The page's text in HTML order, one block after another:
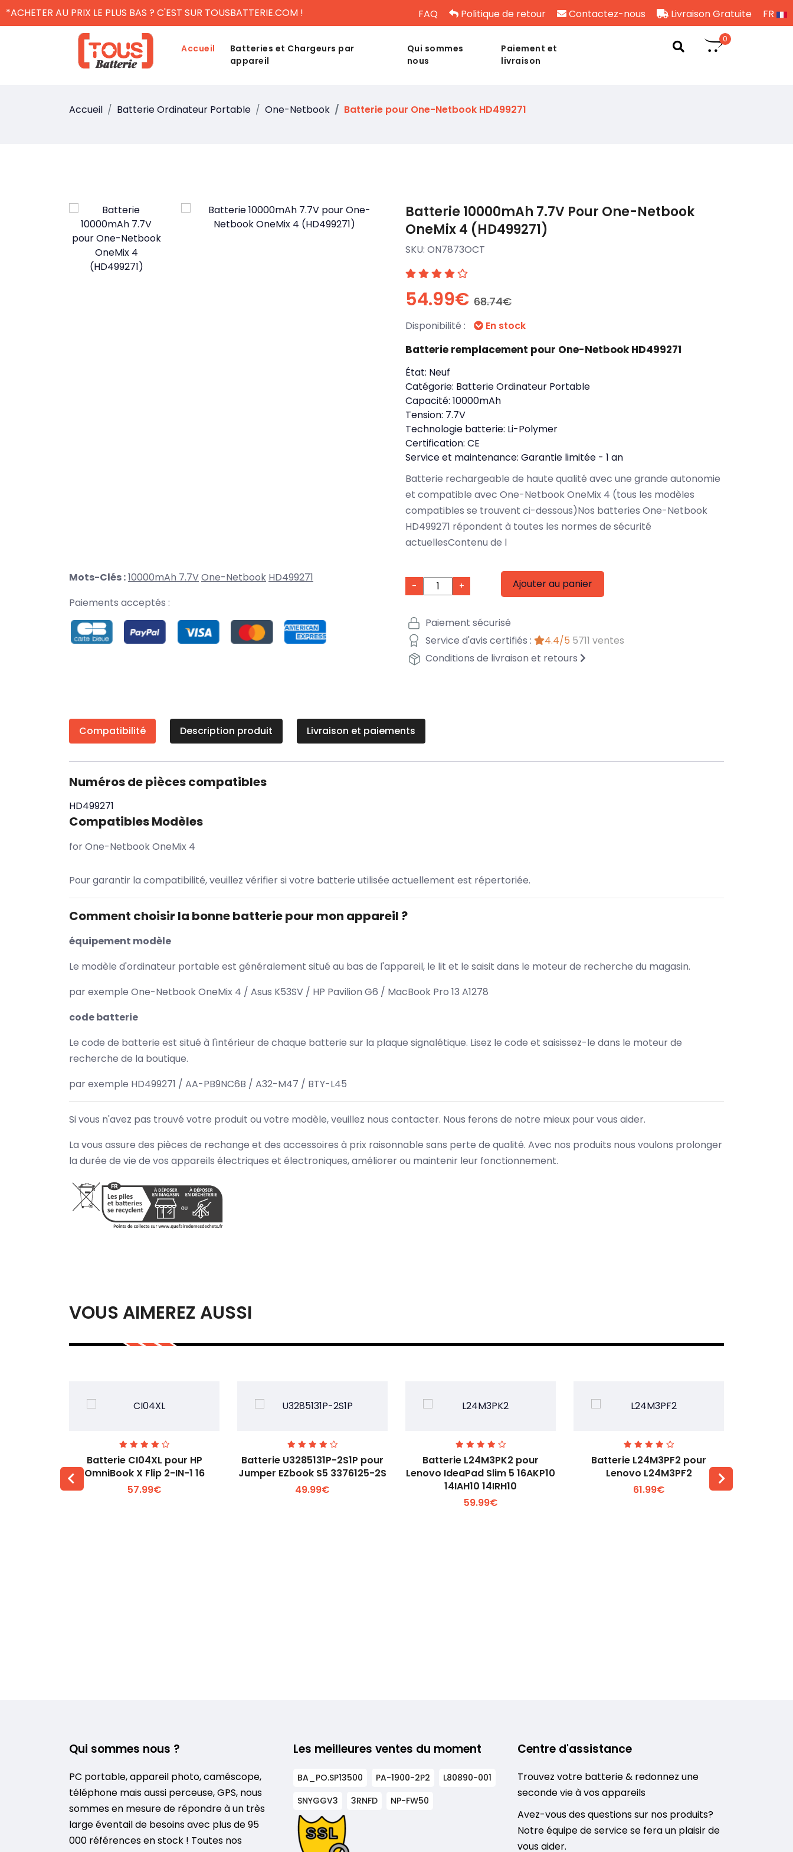
*ACHETER AU PRIX LE PLUS BAS ? C'EST SUR TOUSBATTERIE.COM ! FAQ Politique de retour Contactez-nous Livraison Gratuite FR
Accueil
Batteries et Chargeurs par
appareil
Qui sommes
nous
Paiement et
livraison
0
Accueil Batterie Ordinateur Portable One-Netbook Batterie pour One-Netbook HD499271
Mots-Clés :10000mAh 7.7VOne-Netbook HD499271
Paiements acceptés :
Batterie 10000mAh 7.7V Pour One-Netbook
OneMix 4 (HD499271)
SKU: ON7873OCT
54.99€ 68.74€
Disponibilité : En stock
Batterie remplacement pour One-Netbook HD499271
État: Neuf
Catégorie: Batterie Ordinateur Portable
Capacité: 10000mAh
Tension: 7.7V
Technologie batterie: Li-Polymer
Certification: CE
Service et maintenance: Garantie limitée - 1 an
Batterie rechargeable de haute qualité avec une grande autonomie
et compatible avec One-Netbook OneMix 4 (tous les modèles
compatibles se trouvent ci-dessous)Nos batteries One-Netbook
HD499271 répondent à toutes les normes de sécurité
actuellesContenu de l
- + Ajouter au panier
Paiement sécurisé
Service d'avis certifiés :
4.4/5 5711 ventes
Conditions de livraison et retours
Compatibilité Description produit Livraison et paiements
Numéros de pièces compatibles
HD499271
Compatibles Modèles
for One-Netbook OneMix 4
Pour garantir la compatibilité, veuillez vérifier si votre batterie utilisée actuellement est répertoriée.
Comment choisir la bonne batterie pour mon appareil ?
équipement modèle
Le modèle d'ordinateur portable est généralement situé au bas de l'appareil, le lit et le saisit dans le moteur de recherche du magasin.
par exemple One-Netbook OneMix 4 / Asus K53SV / HP Pavilion G6 / MacBook Pro 13 A1278
code batterie
Le code de batterie est situé à l'intérieur de chaque batterie sur la plaque signalétique. Lisez le code et saisissez-le dans le moteur de
recherche de la boutique.
par exemple HD499271 / AA-PB9NC6B / A32-M47 / BTY-L45
Si vous n'avez pas trouvé votre produit ou votre modèle, veuillez nous contacter. Nous ferons de notre mieux pour vous aider.
La vous assure des pièces de rechange et des accessoires à prix raisonnable sans perte de qualité. Avec nos produits nous voulons prolonger
la durée de vie de vos appareils électriques et électroniques, améliorer ou maintenir leur fonctionnement.
VOUS AIMEREZ AUSSI
Voir plus +
Batterie CI04XL pour HP
OmniBook X Flip 2-IN-1 16
57.99€
Voir plus +
Batterie U3285131P-2S1P pour
Jumper EZbook S5 3376125-2S
49.99€
Voir plus +
Batterie L24M3PK2 pour
Lenovo IdeaPad Slim 5 16AKP10
14IAH10 14IRH10
59.99€
Voir plus +
Batterie L24M3PF2 pour
Lenovo L24M3PF2
61.99€
Qui sommes nous ?
PC portable, appareil photo, caméscope,
téléphone mais aussi perceuse, GPS, nous
sommes en mesure de répondre à un très
large éventail de besoins avec plus de 95
000 références en stock ! Toutes nos
Les meilleures ventes du moment
BA_PO.SP13500 PA-1900-2P2
L80890-001
SNYGGV3
3RNFD NP-FW50
Centre d'assistance
Trouvez votre batterie & redonnez une
seconde vie à vos appareils
Avez-vous des questions sur nos produits?
Notre équipe de service se fera un plaisir de
vous aider.